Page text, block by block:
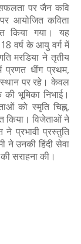
पर जैन कवि
आयोजित कविता
किया गया। यह
वर्ष के आयु वर्ग में
मरडिया ने तृतीय
धींग प्रथम,
स्थान पर रहे। केवल
की भूमिका निभाई।
को स्मृति चिह्न,
किया। विजेताओं ने
प्रभावी प्रस्तुति
ने उनकी हिंदी सेवा
सराहना की।